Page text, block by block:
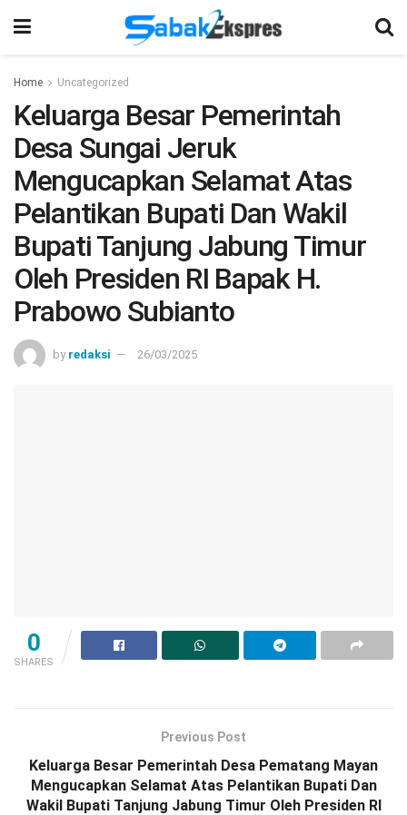
Home Uncategorized
Keluarga Besar Pemerintah
Desa Sungai Jeruk
Mengucapkan Selamat Atas
Pelantikan Bupati Dan Wakil
Bupati Tanjung Jabung Timur
Oleh Presiden RI Bapak H.
Prabowo Subianto
by redaksi 26/03/2025
0
SHARES
Previous Post
Keluarga Besar Pemerintah Desa Pematang Mayan
Mengucapkan Selamat Atas Pelantikan Bupati Dan
Wakil Bupati Tanjung Jabung Timur Oleh Presiden RI